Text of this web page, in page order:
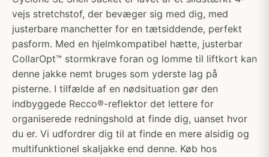
vejs stretchstof, der bevæger sig med dig, med
justerbare manchetter for en tætsiddende, perfekt
pasform. Med en hjelmkompatibel hætte, justerbar
CollarOpt™ stormkrave foran og lomme til liftkort kan
denne jakke nemt bruges som yderste lag på
pisterne. I tilfælde af en nødsituation gør den
indbyggede Recco®-reflektor det lettere for
organiserede redningshold at finde dig, uanset hvor
du er. Vi udfordrer dig til at finde en mere alsidig og
multifunktionel skaljakke end denne. Køb hos